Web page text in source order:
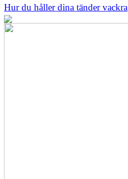
Hur du håller dina tänder vackra